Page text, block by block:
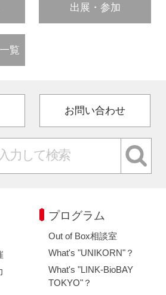
出展・参加
覧
お問い合わせ
プログラム
Out of Box相談室
What's "UNIKORN"？
What's "LINK-BioBAY
TOKYO"？